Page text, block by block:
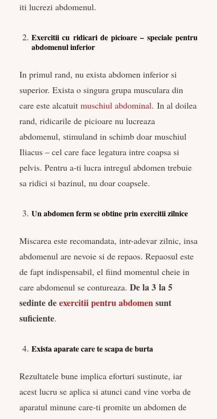
iti lucrezi abdomenul.
Exercitii cu ridicari de picioare – speciale pentru
abdomenul inferior
In primul rand, nu exista abdomen inferior si
superior. Exista o singura grupa musculara din
care este alcatuit muschiul abdominal. In al doilea
rand, ridicarile de picioare nu lucreaza
abdomenul, stimuland in schimb doar muschiul
Iliacus – cel care face legatura intre coapsa si
pelvis. Pentru a-ti lucra intregul abdomen trebuie
sa ridici si bazinul, nu doar coapsele.
Un abdomen ferm se obtine prin exercitii zilnice
Miscarea este recomandata, intr-adevar zilnic, insa
abdomenul are nevoie si de repaos. Repaosul este
de fapt indispensabil, el fiind momentul cheie in
care abdomenul se contureaza. De la 3 la 5
sedinte deexercitii pentru abdomensunt
suficiente.
Exista aparate care te scapa de burta
Rezultatele bune implica eforturi sustinute, iar
acest lucru se aplica si atunci cand vine vorba de
aparatul minune care-ti promite un abdomen de